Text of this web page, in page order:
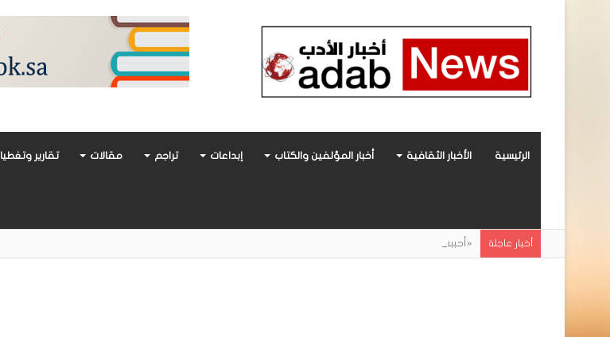
الرئيسية الأخبار الثقافية أخبار المؤلفين والكتاب إبداعات تراجم مقالات تقارير
أخبار عاجلة «أحببتُ فراشة».. رواية حديثة صادرة عن مركز الأدب العربي تغوص في هشاشة الحب وصراعات الذات